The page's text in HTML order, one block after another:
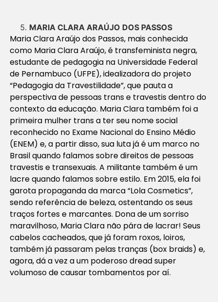
MARIA CLARA ARAÚJO DOS PASSOS
Maria Clara Araújo dos Passos, mais conhecida
como Maria Clara Araújo, é transfeminista negra,
estudante de pedagogia na Universidade Federal
de Pernambuco (UFPE), idealizadora do projeto
“Pedagogia da Travestilidade”, que pauta a
perspectiva de pessoas trans e travestis dentro do
contexto da educação. Maria Clara também foi a
primeira mulher trans a ter seu nome social
reconhecido no Exame Nacional do Ensino Médio
(ENEM) e, a partir disso, sua luta já é um marco no
Brasil quando falamos sobre direitos de pessoas
travestis e transexuais. A militante também é um
lacre quando falamos sobre estilo. Em 2015, ela foi
garota propaganda da marca “Lola Cosmetics”,
sendo referência de beleza, ostentando os seus
traços fortes e marcantes. Dona de um sorriso
maravilhoso, Maria Clara não pára de lacrar! Seus
cabelos cacheados, que já foram roxos, loiros,
também já passaram pelas tranças (box braids) e,
agora, dá a vez a um poderoso dread super
volumoso de causar tombamentos por aí.